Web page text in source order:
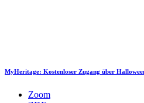
MyHeritage: Kostenloser Zugang über
Zoom